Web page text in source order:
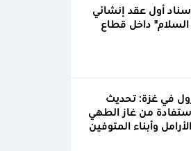
أول عقد إنشائي
داخل قطاع
في غزة: تحديث
من غاز الطهي
وأبناء المتوفين